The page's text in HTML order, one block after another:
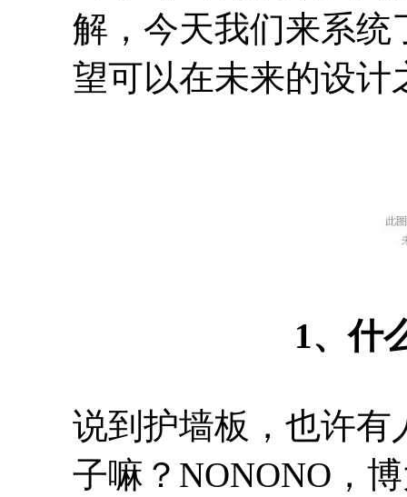
解，今天我们来系统
望可以在未来的设计
1、什
说到护墙板，也许有
子嘛？NONONO，